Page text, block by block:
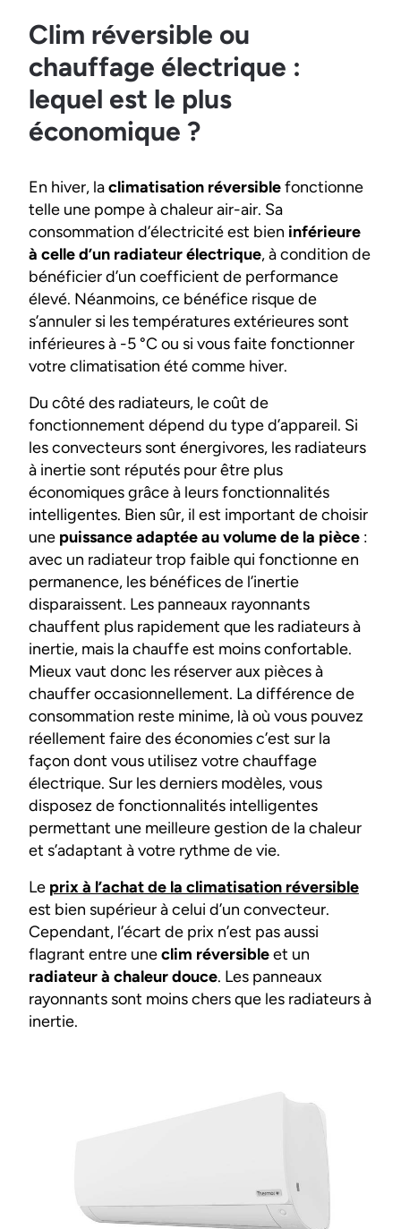
Clim réversible ou
chauffage électrique :
lequel est le plus
économique ?
En hiver, laclimatisation réversiblefonctionne
telle une pompe à chaleur air-air. Sa
consommation d’électricité est bien inférieure
à celle d’un radiateur électrique, à condition de
bénéficier d’un coefficient de performance
élevé. Néanmoins, ce bénéfice risque de
s’annuler si les températures extérieures sont
inférieures à -5 °C ou si vous faite fonctionner
votre climatisation été comme hiver.
Du côté des radiateurs, le coût de
fonctionnement dépend du type d’appareil. Si
les convecteurs sont énergivores, les radiateurs
à inertie sont réputés pour être plus
économiques grâce à leurs fonctionnalités
intelligentes. Bien sûr, il est important de choisir
une puissance adaptée au volume de la pièce :
avec un radiateur trop faible qui fonctionne en
permanence, les bénéfices de l’inertie
disparaissent. Les panneaux rayonnants
chauffent plus rapidement que les radiateurs à
inertie, mais la chauffe est moins confortable.
Mieux vaut donc les réserver aux pièces à
chauffer occasionnellement. La différence de
consommation reste minime, là où vous pouvez
réellement faire des économies c’est sur la
façon dont vous utilisez votre chauffage
électrique. Sur les derniers modèles, vous
disposez de fonctionnalités intelligentes
permettant une meilleure gestion de la chaleur
et s’adaptant à votre rythme de vie.
Le prix à l’achat de la climatisation réversible
est bien supérieur à celui d’un convecteur.
Cependant, l’écart de prix n’est pas aussi
flagrant entre uneclim réversibleet un
radiateur à chaleur douce. Les panneaux
rayonnants sont moins chers que les radiateurs à
inertie.